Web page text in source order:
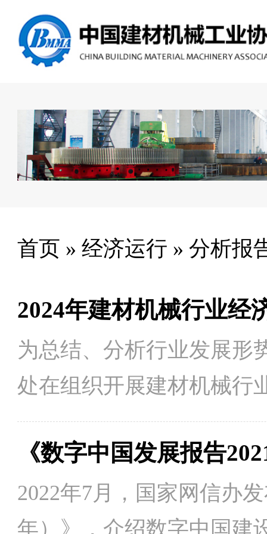
首页 »经济运行 »分析报
2024年建材机械行业经
为总结、分析行业发展形
处在组织开展建材机械行
《2024年建材机械行业经
望》。2024年是"十四五
压前行中展现韧劲：直面
挑战，以科技创新为第一
《数字中国发展报告
2022年7月，国家网信办
年）》，介绍数字中国建